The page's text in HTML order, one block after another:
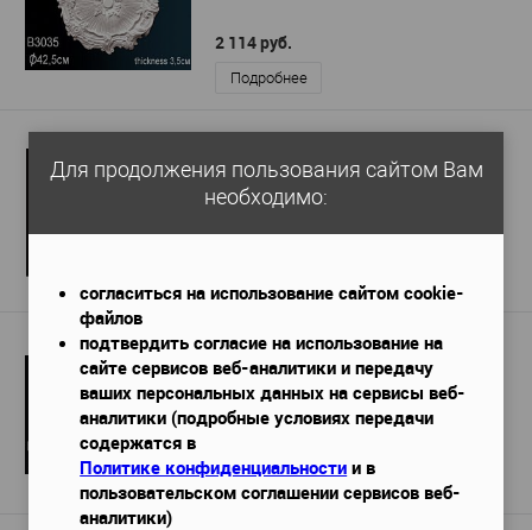
2 114 руб.
Подробнее
Габариты (ДхШхВ) d-707 мм
Розетка Перфект B3058
Габариты (ДхШхВ)—d-457 мм
Подробнее
Для продолжения пользования сайтом Вам
необходимо:
согласиться на использование сайтом cookie-
файлов
подтвердить согласие на использование на
сайте сервисов веб-аналитики и передачу
ваших персональных данных на сервисы веб-
аналитики (подробные условиях передачи
содержатся в
Политике конфиденциальности и в
пользовательском соглашении сервисов веб-
аналитики)